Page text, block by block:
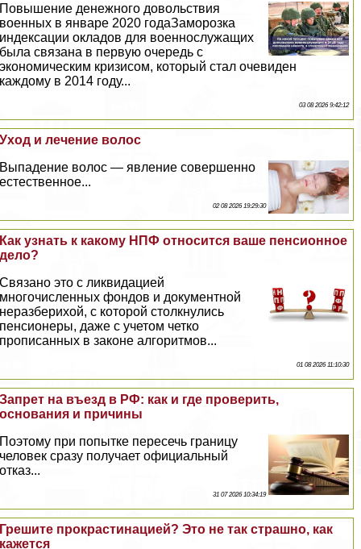
Повышение денежного довольствия
военных в январе 2020 годаЗаморозка
индексации окладов для военнослужащих
была связана в первую очередь с
экономическим кризисом, который стал очевиден
каждому в 2014 году...
03 08 2026 9:42:12
Уход и лечение волос
Выпадение волос — явление совершенно
естественное...
02 08 2026 19:29:30
Как узнать к какому НПФ относится ваше пенсионное
дело?
Связано это с ликвидацией
многочисленных фондов и документной
неразберихой, с которой столкнулись
пенсионеры, даже с учетом четко
прописанных в законе алгоритмов...
01 08 2026 11:10:30
Запрет на въезд в РФ: как и где проверить,
основания и причины
Поэтому при попытке пересечь границу
человек сразу получает официальный
отказ...
31 07 2026 10:34:19
Грешите прокрастинацией? Это не так страшно, как
кажется